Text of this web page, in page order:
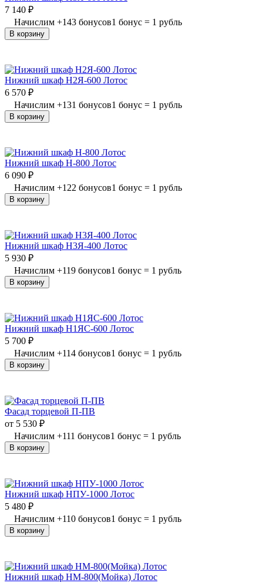
7 140 ₽
Начислим +143 бонусов1 бонус = 1 рубль
В корзину
Нижний шкаф Н2Я-600 Лотос
6 570 ₽
Начислим +131 бонусов1 бонус = 1 рубль
В корзину
Нижний шкаф Н-800 Лотос
6 090 ₽
Начислим +122 бонусов1 бонус = 1 рубль
В корзину
Нижний шкаф Н3Я-400 Лотос
5 930 ₽
Начислим +119 бонусов1 бонус = 1 рубль
В корзину
Нижний шкаф Н1ЯС-600 Лотос
5 700 ₽
Начислим +114 бонусов1 бонус = 1 рубль
В корзину
Фасад торцевой П-ПВ
от 5 530 ₽
Начислим +111 бонусов1 бонус = 1 рубль
В корзину
Нижний шкаф НПУ-1000 Лотос
5 480 ₽
Начислим +110 бонусов1 бонус = 1 рубль
В корзину
Нижний шкаф НМ-800(Мойка) Лотос